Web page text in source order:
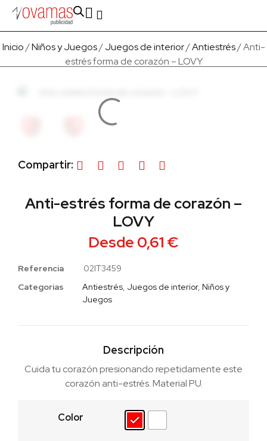
Inicio/Niños y Juegos/Juegos de interior/Antiestrés/ Anti-
estrés forma de corazón – LOVY
Anti-estrés forma de corazón –
LOVY
Desde 0,61 €
Referencia
02IT3459
Categorias
Antiestrés, Juegos de interior, Niños y
Juegos
Descripción
Cuida tu corazón presionando repetidamente este
corazón anti-estrés. Material PU.
Color
Compartir: